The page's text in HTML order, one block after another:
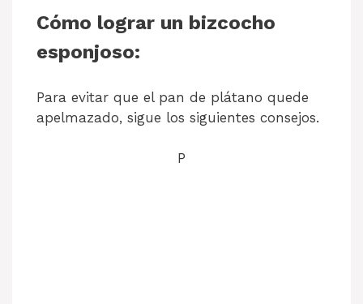
Cómo lograr un bizcocho
esponjoso:
Para evitar que el pan de plátano quede
apelmazado, sigue los siguientes consejos.
P